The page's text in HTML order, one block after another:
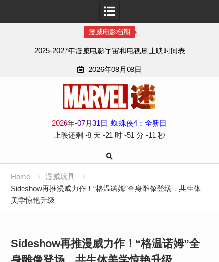
漫威电影档期
2025-2027年漫威电影宇宙和电视剧上映时间表
2026年08月08日
2026年-07月31日
蜘蛛侠4：全新日
上映还剩 -8 天 -21 时 -51 分 -12 秒
Home
漫威玩具
Sideshow再推漫威力作！“格温诺姆”全身雕像登场，共生体
美学惊艳升级
Sideshow再推漫威力作！“格温诺姆”全